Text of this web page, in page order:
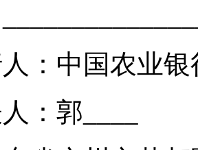
：中国农业
：郭____